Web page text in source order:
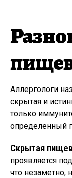
Аллергологи
скрытая и
только
определенный
Скрытая
проявляется
что незаметно,